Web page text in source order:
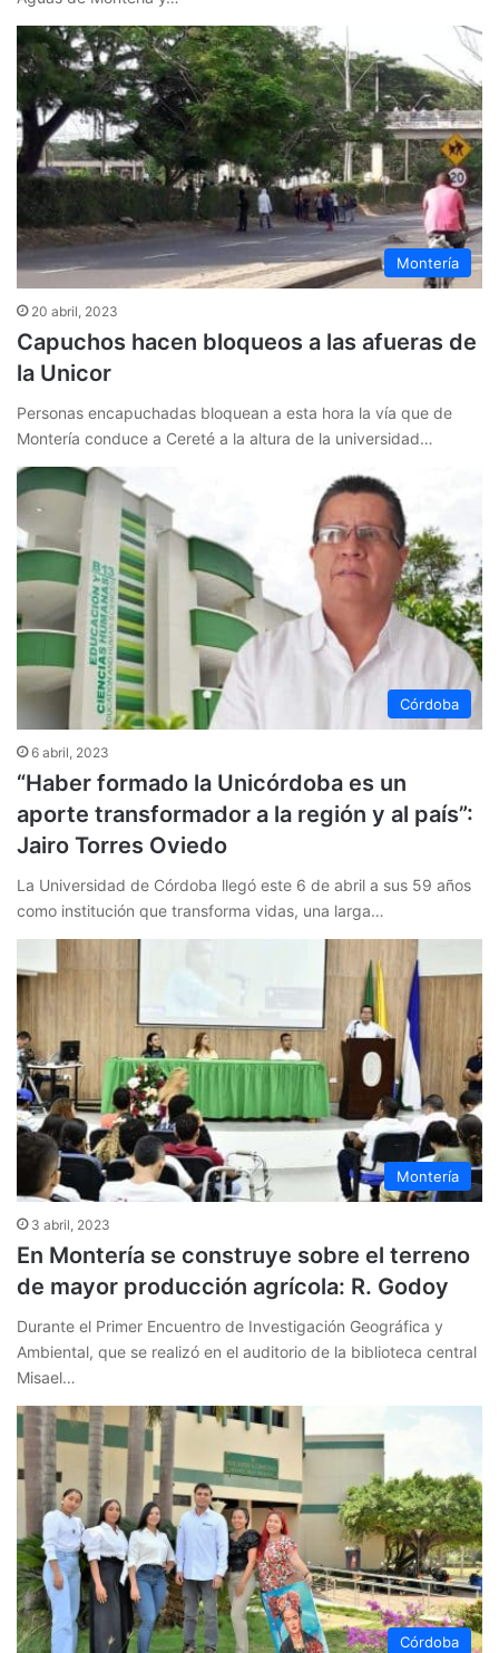
Montería
20 abril, 2023
Capuchos hacen bloqueos a las afueras de
la Unicor
Personas encapuchadas bloquean a esta hora la vía que de
Montería conduce a Cereté a la altura de la universidad…
Córdoba
6 abril, 2023
“Haber formado la Unicórdoba es un
aporte transformador a la región y al país”:
Jairo Torres Oviedo
La Universidad de Córdoba llegó este 6 de abril a sus 59 años
como institución que transforma vidas, una larga…
Montería
3 abril, 2023
En Montería se construye sobre el terreno
de mayor producción agrícola: R. Godoy
Durante el Primer Encuentro de Investigación Geográfica y
Ambiental, que se realizó en el auditorio de la biblioteca central
Misael…
Córdoba